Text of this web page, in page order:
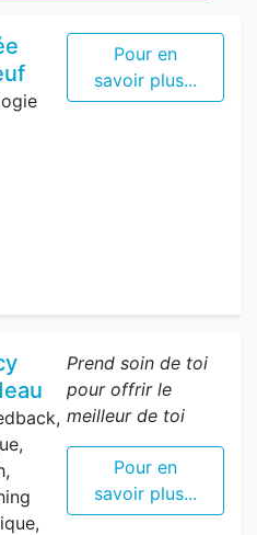
Pour en
savoir plus...
Prend soin de toi
pour offrir le
meilleur de toi
Pour en
savoir plus...